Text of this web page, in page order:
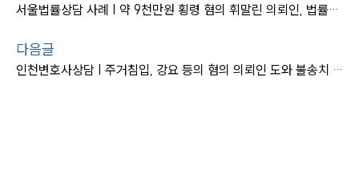
서울법률상담 사례 | 약 9천만원 횡령 혐의 휘말린 의뢰인, 법률상담으로 불기소 마무리
다음글
인천변호사상담 | 주거침입, 강요 등의 혐의 의뢰인 도와 불송치 사건 마무리